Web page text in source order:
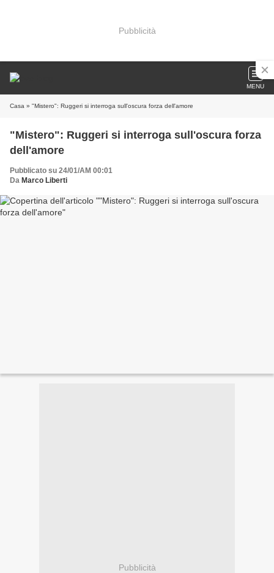
Pubblicità
MENU
Casa » "Mistero": Ruggeri si interroga sull'oscura forza dell'amore
"Mistero": Ruggeri si interroga sull'oscura forza
dell'amore
Pubblicato su 24/01/AM 00:01
Da Marco Liberti
Pubblicità